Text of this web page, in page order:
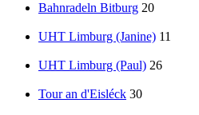
Bahnradeln Bitburg 20
UHT Limburg (Janine) 11
UHT Limburg (Paul) 26
Tour an d'Eisléck 30